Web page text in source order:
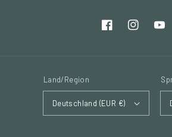
Land/Region
Deutschland (EUR €)